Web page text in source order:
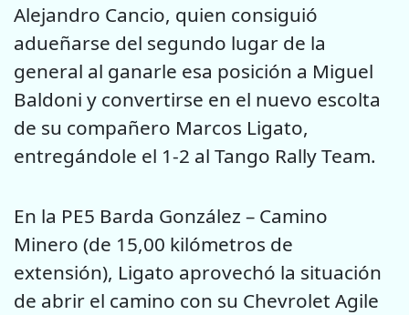
Alejandro Cancio, quien consiguió
adueñarse del segundo lugar de la
general al ganarle esa posición a Miguel
Baldoni y convertirse en el nuevo escolta
de su compañero Marcos Ligato,
entregándole el 1-2 al Tango Rally Team.
En la PE5 Barda González – Camino
Minero (de 15,00 kilómetros de
extensión), Ligato aprovechó la situación
de abrir el camino con su Chevrolet Agile